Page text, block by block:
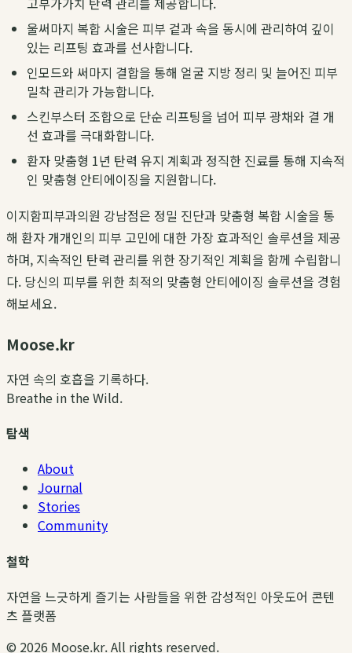
울써마지 복합 시술은 피부 겉과 속을 동시에 관리하여 깊이
있는 리프팅 효과를 선사합니다.
인모드와 써마지 결합을 통해 얼굴 지방 정리 및 늘어진 피부
밀착 관리가 가능합니다.
스킨부스터 조합으로 단순 리프팅을 넘어 피부 광채와 결 개
선 효과를 극대화합니다.
환자 맞춤형 1년 탄력 유지 계획과 정직한 진료를 통해 지속적
인 맞춤형 안티에이징을 지원합니다.
이지함피부과의원 강남점은 정밀 진단과 맞춤형 복합 시술을 통
해 환자 개개인의 피부 고민에 대한 가장 효과적인 솔루션을 제공
하며, 지속적인 탄력 관리를 위한 장기적인 계획을 함께 수립합니
다. 당신의 피부를 위한 최적의 맞춤형 안티에이징 솔루션을 경험
해보세요.
Moose.kr
자연 속의 호흡을 기록하다.
Breathe in the Wild.
탐색
About
Journal
Stories
Community
철학
자연을 느긋하게 즐기는 사람들을 위한 감성적인 아웃도어 콘텐
츠 플랫폼
© 2026 Moose.kr. All rights reserved.